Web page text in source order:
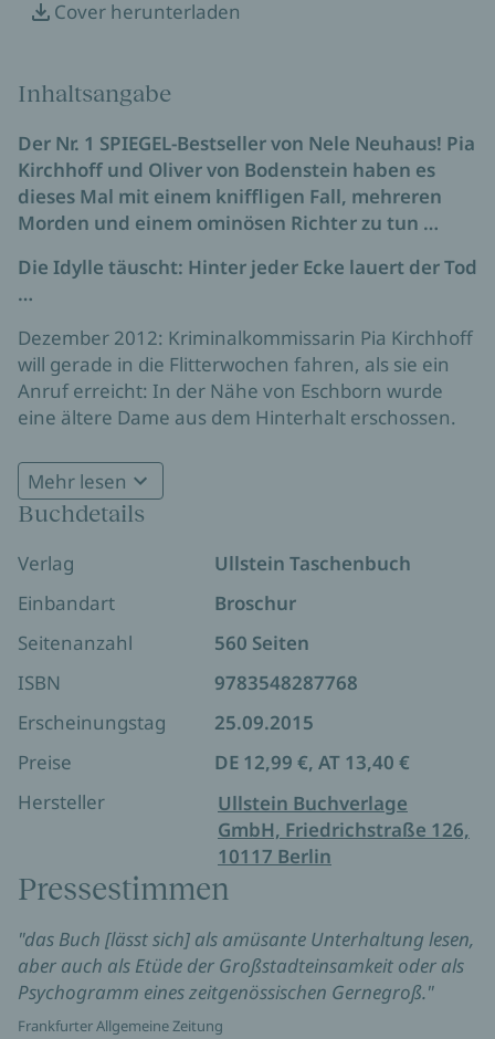
Cover herunterladen
Inhaltsangabe
Der Nr. 1 SPIEGEL-Bestseller von Nele Neuhaus! Pia
Kirchhoff und Oliver von Bodenstein haben es
dieses Mal mit einem kniffligen Fall, mehreren
Morden und einem ominösen Richter zu tun …
Die Idylle täuscht: Hinter jeder Ecke lauert der Tod
…
Dezember 2012: Kriminalkommissarin Pia Kirchhoff
will gerade in die Flitterwochen fahren, als sie ein
Anruf erreicht: In der Nähe von Eschborn wurde
eine ältere Dame aus dem Hinterhalt erschossen.
Kurz darauf ereignet sich ein ähnlicher Mord: Eine
Frau wird durch das Küchenfenster ihres Hauses
tödlich getroffen. Beide Opfer hatten keine Feinde.
Druck auf die Ermittler wächst schnell. Pia Kirchhoff
und Oliver von Bodenstein fahnden nach einem
einer menschlichen Tragödie auf die Spur …
*** Atemberaubend spannend und schrecklich
schaurig – der Nr. 1 SPIEGEL-Bestseller von Nele
Mehr lesen
Buchdetails
Verlag
Ullstein Taschenbuch
Einbandart
Broschur
Seitenanzahl
560 Seiten
ISBN
9783548287768
Erscheinungstag
25.09.2015
Preise
DE 12,99 €, AT 13,40 €
Hersteller
Ullstein Buchverlage
GmbH, Friedrichstraße 126,
10117 Berlin
Pressestimmen
"das Buch [lässt sich] als amüsante Unterhaltung lesen,
aber auch als Etüde der Großstadteinsamkeit oder als
Psychogramm eines zeitgenössischen Gernegroß."
Frankfurter Allgemeine Zeitung